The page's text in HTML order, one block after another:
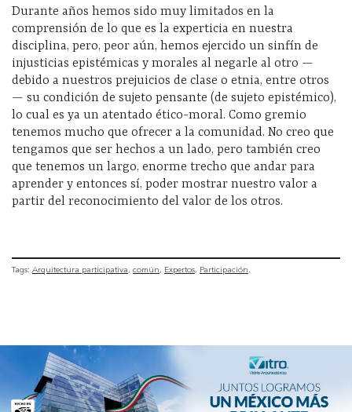
Durante años hemos sido muy limitados en la
comprensión de lo que es la experticia en nuestra
disciplina, pero, peor aún, hemos ejercido un sinfín de
injusticias epistémicas y morales al negarle al otro —
debido a nuestros prejuicios de clase o etnia, entre otros
— su condición de sujeto pensante (de sujeto epistémico),
lo cual es ya un atentado ético-moral. Como gremio
tenemos mucho que ofrecer a la comunidad. No creo que
tengamos que ser hechos a un lado, pero también creo
que tenemos un largo, enorme trecho que andar para
aprender y entonces sí, poder mostrar nuestro valor a
partir del reconocimiento del valor de los otros.
Tags: Arquitectura participativa común Expertos Participación